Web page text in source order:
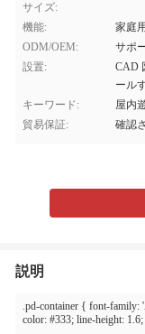
サイズ:
機能:
家庭
ODM/OEM:
サポ
設置:
CAD
ール
キーワード:
屋内
貿易保証:
確認
説明
.pd-container { font-family:
color: #333; line-height: